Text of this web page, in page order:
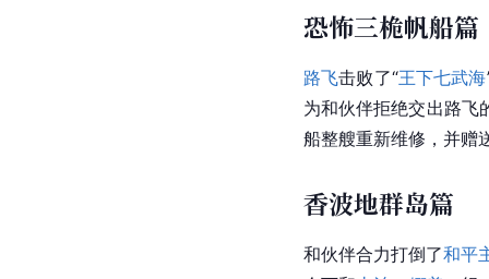
恐怖三桅帆船篇
路飞击败了“王下七武海
为和伙伴拒绝交出路飞
船整艘重新维修，并赠
香波地群岛篇
和伙伴合力打倒了和平